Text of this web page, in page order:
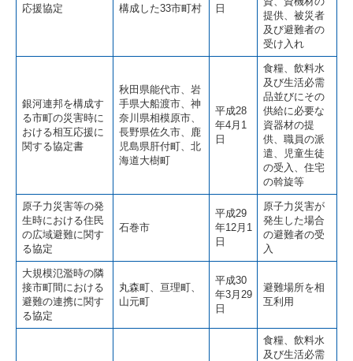
応援協定
構成した33市町村
日
提供、被災者
及び避難者の
受け入れ
銀河連邦を構成す
る市町の災害時に
おける相互応援に
関する協定書
秋田県能代市、岩
手県大船渡市、神
奈川県相模原市、
長野県佐久市、鹿
児島県肝付町、北
海道大樹町
平成28
年4月1
日
食糧、飲料水
及び生活必需
品並びにその
供給に必要な
資器材の提
供、職員の派
遣、児童生徒
の受入、住宅
の斡旋等
原子力災害等の発
生時における住民
の広域避難に関す
る協定
石巻市
平成29
年12月1
日
原子力災害が
発生した場合
の避難者の受
入
大規模氾濫時の隣
接市町間における
避難の連携に関す
る協定
丸森町、亘理町、
山元町
平成30
年3月29
日
避難場所を相
互利用
食糧、飲料水
及び生活必需